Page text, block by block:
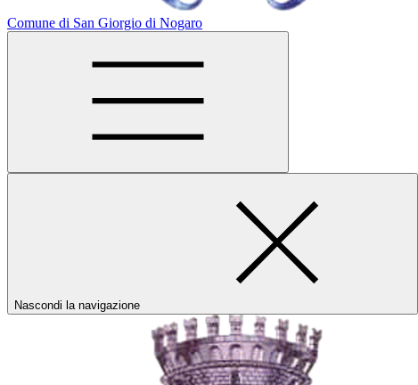
Comune di San Giorgio di Nogaro
Nascondi la navigazione